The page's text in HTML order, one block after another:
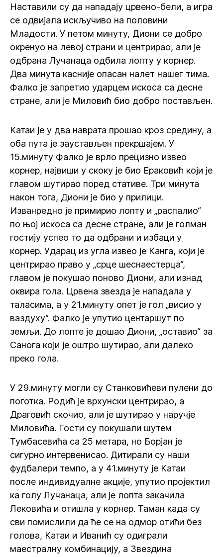
Наставили су да нападају црвено-бели, а игра
се одвијала искључиво на половини
Младости. У петом минуту, Диони се добро
окренуо на левој страни и центрирао, али је
одбрана Лучанаца одбила лопту у корнер.
Два минута касније опасан налет нашег тима.
Фалко је запретио ударцем искоса са десне
стране, али је Миловић био добро постављен.
Катаи је у два наврата прошао кроз средину, а
оба пута је заустављен прекршајем. У
15.минуту Фалко је врло прецизно извео
корнер, највиши у скоку је био Ераковић који је
главом шутирао поред стативе. Три минута
након тога, Диони је био у прилици.
Изванредно је примирио лопту и „распалио“
по њој искоса са десне стране, али је голман
гостију успео то да одбрани и избаци у
корнер. Ударац из угла извео је Канга, који је
центрирао право у „срце шеснаестерца“,
главом је покушао поново Диони, али изнад
оквира гола. Црвена звезда је нападала у
таласима, а у 21.минуту опет је гол „висио у
ваздуху“. Фалко је упутио центаршут по
земљи. До лопте је дошао Диони, „оставио“ за
Санога који је оштро шутирао, али далеко
преко гола.
У 29.минуту могли су Станковићеви пулени до
поготка. Родић је врхунски центрирао, а
Драговић скочио, али је шутирао у наручје
Миловића. Гости су покушали шутем
Тумбасевића са 25 метара, но Борјан је
сигурно интервенисао. Дитирали су наши
фудбалери темпо, а у 41.минуту је Катаи
после индивидуалне акције, упутио пројектил
ка голу Лучанаца, али је лопта закачила
Лековића и отишла у корнер. Таман када су
сви помислили да ће се на одмор отићи без
голова, Катаи и Иванић су одиграли
маестралну комбинацију, а Звездина